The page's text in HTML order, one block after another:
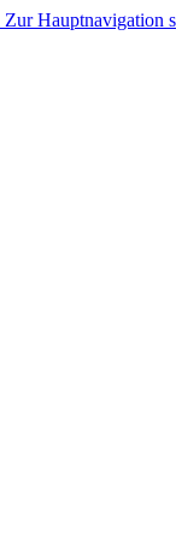
Zur Hauptnavigation